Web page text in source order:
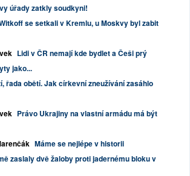
úřady zatkly soudkyni!
se setkali v Kremlu, u Moskvy byl zabit
Lidi v ČR nemají kde bydlet a Češi prý
jako...
řada obětí. Jak církevní zneužívání zasáhlo
Právo Ukrajiny na vlastní armádu má být
Máme se nejlépe v historii
zaslaly dvě žaloby proti jadernému bloku v